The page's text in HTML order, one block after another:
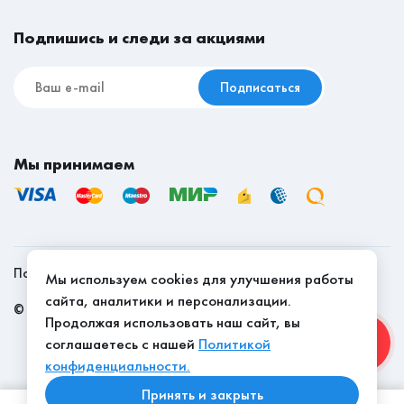
днях.
Подпишись и следи за акциями
Подписаться
Мы принимаем
© 2026, Мебель Эконом - качество доступно
Политика конфиденциальности
Мы используем cookies для улучшения работы
сайта, аналитики и персонализации.
Продолжая использовать наш сайт, вы
соглашаетесь с нашей Политикой
конфиденциальности.
Принять и закрыть